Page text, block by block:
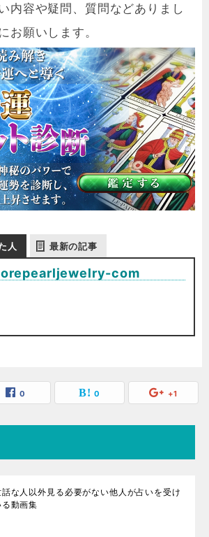
内容や疑問、質問などありまし
お願いします。
人 最新の記事
com
0 0 +1
な人以外見る必要がない他人が占いを受け
動画集